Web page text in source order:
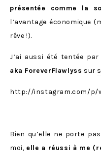
présentée comme la
l’avantage économique
rêve !).
J’ai aussi été tentée
aka ForeverFlawlyss sur
http://instagram.com/p/
Bien qu’elle ne porte
moi, elle a réussi à me